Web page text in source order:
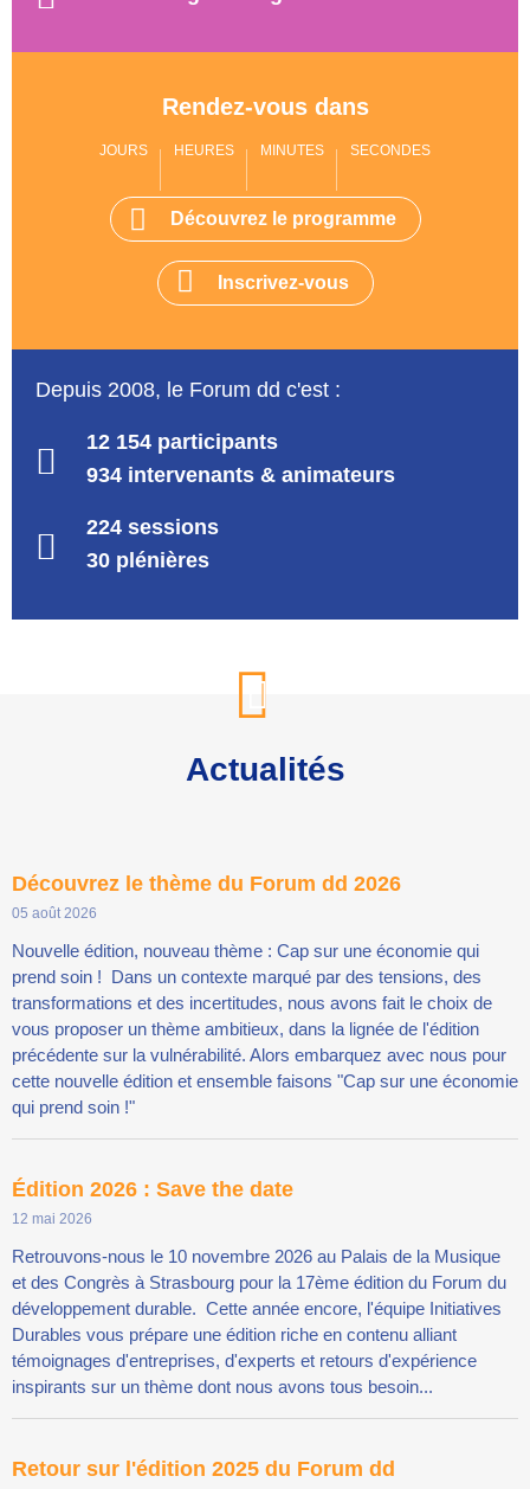
Rendez-vous dans
JOURS HEURES MINUTES SECONDES
Découvrez le programme
Inscrivez-vous
Depuis 2008, le Forum dd c'est :
12 154 participants
934 intervenants & animateurs
224 sessions
30 plénières
Actualités
Découvrez le thème du Forum dd 2026
05 août 2026
Nouvelle édition, nouveau thème : Cap sur une économie qui
prend soin ! Dans un contexte marqué par des tensions, des
transformations et des incertitudes, nous avons fait le choix de
vous proposer un thème ambitieux, dans la lignée de l'édition
précédente sur la vulnérabilité. Alors embarquez avec nous pour
cette nouvelle édition et ensemble faisons "Cap sur une économie
qui prend soin !"
Édition 2026 : Save the date
12 mai 2026
Retrouvons-nous le 10 novembre 2026 au Palais de la Musique
et des Congrès à Strasbourg pour la 17ème édition du Forum du
développement durable. Cette année encore, l'équipe Initiatives
Durables vous prépare une édition riche en contenu alliant
témoignages d'entreprises, d'experts et retours d'expérience
inspirants sur un thème dont nous avons tous besoin...
Retour sur l'édition 2025 du Forum dd